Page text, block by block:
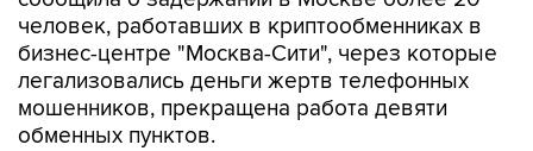
человек, работавших в криптообменниках в
бизнес-центре "Москва-Сити", через которые
легализовались деньги жертв телефонных
мошенников, прекращена работа девяти
обменных пунктов.